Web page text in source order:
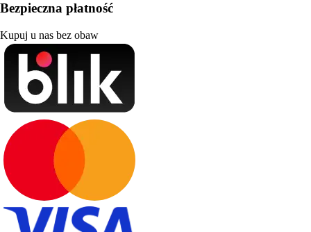
Bezpieczna płatność
Kupuj u nas bez obaw